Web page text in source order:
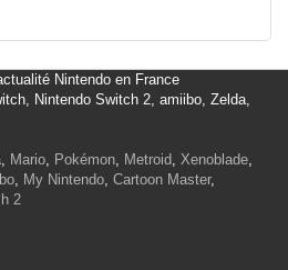
Nintendo en France
Nintendo Switch 2, amiibo, Zelda,
, Mario, Pokémon, Metroid, Xenoblade,
, My Nintendo, Cartoon Master,
2